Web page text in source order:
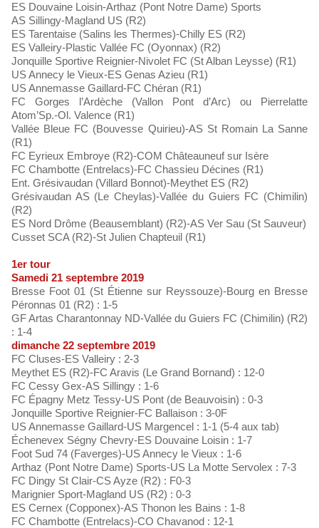
ES Douvaine Loisin-Arthaz (Pont Notre Dame) Sports
AS Sillingy-Magland US (R2)
ES Tarentaise (Salins les Thermes)-Chilly ES (R2)
ES Valleiry-Plastic Vallée FC (Oyonnax) (R2)
Jonquille Sportive Reignier-Nivolet FC (St Alban Leysse) (R1)
US Annecy le Vieux-ES Genas Azieu (R1)
US Annemasse Gaillard-FC Chéran (R1)
FC Gorges l’Ardèche (Vallon Pont d’Arc) ou Pierrelatte
Atom’Sp.-Ol. Valence (R1)
Vallée Bleue FC (Bouvesse Quirieu)-AS St Romain La Sanne
(R1)
FC Eyrieux Embroye (R2)-COM Châteauneuf sur Isère
FC Chambotte (Entrelacs)-FC Chassieu Décines (R1)
Ent. Grésivaudan (Villard Bonnot)-Meythet ES (R2)
Grésivaudan AS (Le Cheylas)-Vallée du Guiers FC (Chimilin)
(R2)
ES Nord Drôme (Beausemblant) (R2)-AS Ver Sau (St Sauveur)
Cusset SCA (R2)-St Julien Chapteuil (R1)
1er tour
Samedi 21 septembre 2019
Bresse Foot 01 (St Étienne sur Reyssouze)-Bourg en Bresse
Péronnas 01 (R2) : 1-5
GF Artas Charantonnay ND-Vallée du Guiers FC (Chimilin) (R2)
: 1-4
dimanche 22 septembre 2019
FC Cluses-ES Valleiry : 2-3
Meythet ES (R2)-FC Aravis (Le Grand Bornand) : 12-0
FC Cessy Gex-AS Sillingy : 1-6
FC Épagny Metz Tessy-US Pont (de Beauvoisin) : 0-3
Jonquille Sportive Reignier-FC Ballaison : 3-0F
US Annemasse Gaillard-US Margencel : 1-1 (5-4 aux tab)
Échenevex Ségny Chevry-ES Douvaine Loisin : 1-7
Foot Sud 74 (Faverges)-US Annecy le Vieux : 1-6
Arthaz (Pont Notre Dame) Sports-US La Motte Servolex : 7-3
FC Dingy St Clair-CS Ayze (R2) : F0-3
Marignier Sport-Magland US (R2) : 0-3
ES Cernex (Copponex)-AS Thonon les Bains : 1-8
FC Chambotte (Entrelacs)-CO Chavanod : 12-1